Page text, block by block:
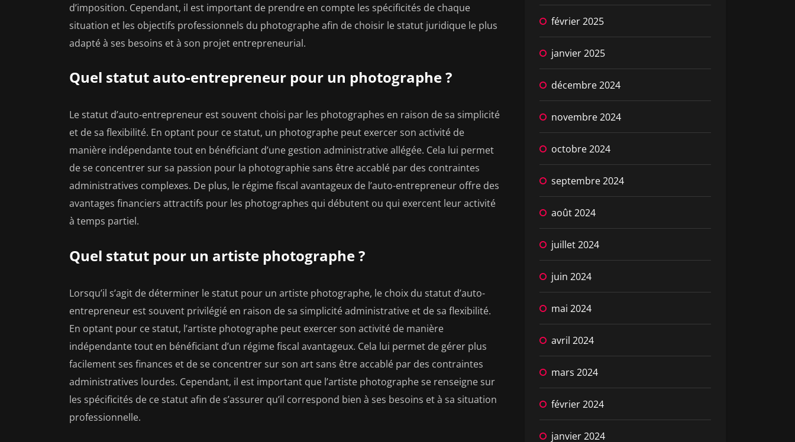
d’imposition. Cependant, il est important de prendre en compte les spécificités de chaque
situation et les objectifs professionnels du photographe afin de choisir le statut juridique le plus
adapté à ses besoins et à son projet entrepreneurial.
Quel statut auto-entrepreneur pour un photographe ?
Le statut d’auto-entrepreneur est souvent choisi par les photographes en raison de sa simplicité
et de sa flexibilité. En optant pour ce statut, un photographe peut exercer son activité de
manière indépendante tout en bénéficiant d’une gestion administrative allégée. Cela lui permet
de se concentrer sur sa passion pour la photographie sans être accablé par des contraintes
administratives complexes. De plus, le régime fiscal avantageux de l’auto-entrepreneur offre des
avantages financiers attractifs pour les photographes qui débutent ou qui exercent leur activité
à temps partiel.
Quel statut pour un artiste photographe ?
Lorsqu’il s’agit de déterminer le statut pour un artiste photographe, le choix du statut d’auto-
entrepreneur est souvent privilégié en raison de sa simplicité administrative et de sa flexibilité.
En optant pour ce statut, l’artiste photographe peut exercer son activité de manière
indépendante tout en bénéficiant d’un régime fiscal avantageux. Cela lui permet de gérer plus
facilement ses finances et de se concentrer sur son art sans être accablé par des contraintes
administratives lourdes. Cependant, il est important que l’artiste photographe se renseigne sur
les spécificités de ce statut afin de s’assurer qu’il correspond bien à ses besoins et à sa situation
professionnelle.
février 2025
janvier 2025
décembre 2024
novembre 2024
octobre 2024
septembre 2024
août 2024
juillet 2024
juin 2024
mai 2024
avril 2024
mars 2024
février 2024
janvier 2024